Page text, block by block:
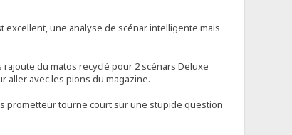
une analyse de scénar intelligente mais
du matos recyclé pour 2 scénars Deluxe
aller avec les pions du magazine.
prometteur tourne court sur une stupide question